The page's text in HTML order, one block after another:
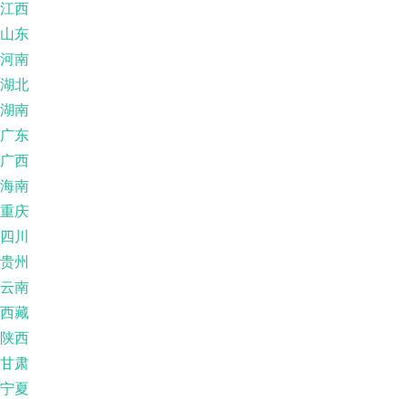
江西
山东
河南
湖北
湖南
广东
广西
海南
重庆
四川
贵州
云南
西藏
陕西
甘肃
宁夏